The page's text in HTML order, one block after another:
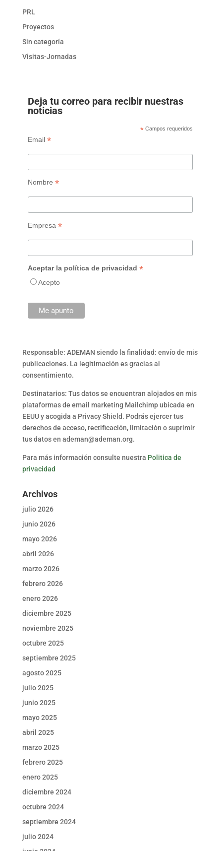
PRL
Proyectos
Sin categoría
Visitas-Jornadas
Deja tu correo para recibir nuestras
noticias
* Campos requeridos
Email *
Nombre *
Empresa *
Aceptar la política de privacidad *
Acepto
Responsable: ADEMAN siendo la finalidad: envío de mis
publicaciones. La legitimación es gracias al
consentimiento.
Destinatarios: Tus datos se encuentran alojados en mis
plataformas de email marketing Mailchimp ubicada en
EEUU y acogida a Privacy Shield. Podrás ejercer tus
derechos de acceso, rectificación, limitación o suprimir
tus datos en ademan@ademan.org.
Para más información consulte nuestra Politica de
privacidad
Archivos
julio 2026
junio 2026
mayo 2026
abril 2026
marzo 2026
febrero 2026
enero 2026
diciembre 2025
noviembre 2025
octubre 2025
septiembre 2025
agosto 2025
julio 2025
junio 2025
mayo 2025
abril 2025
marzo 2025
febrero 2025
enero 2025
diciembre 2024
octubre 2024
septiembre 2024
julio 2024